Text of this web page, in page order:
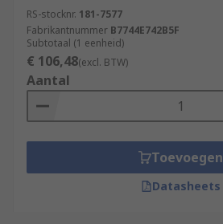
RS-stocknr. 181-7577
Fabrikantnummer B7744E742B5F
Subtotaal (1 eenheid)
€ 106,48(excl. BTW)
Aantal
Toevoegen
Datasheets